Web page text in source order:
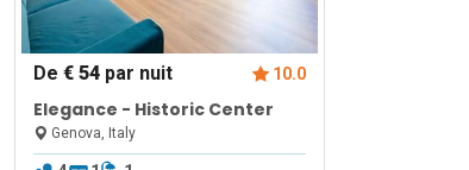
De € 54par nuit 10.0
Elegance - Historic Center
Genova, Italy